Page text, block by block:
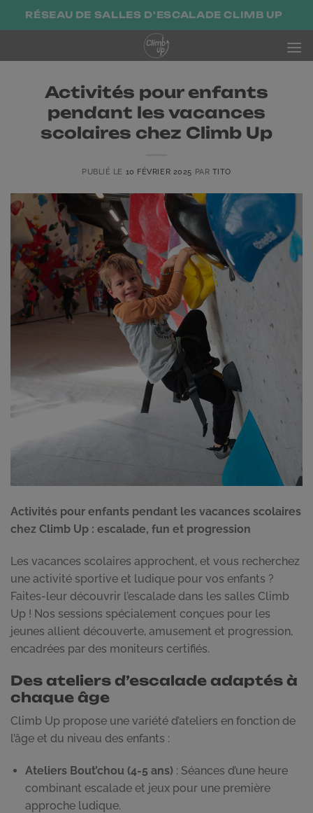
PasserRÉSEAU DE SALLES D'ESCALADE CLIMB UP
Activités pour enfants
pendant les vacances
scolaires chez Climb Up
PUBLIÉ LE 10 FÉVRIER 2025 PAR TITO
Activités pour enfants pendant les vacances scolaires
chez Climb Up : escalade, fun et progression
Les vacances scolaires approchent, et vous recherchez
une activité sportive et ludique pour vos enfants ?
Faites-leur découvrir l’escalade dans les salles Climb
Up ! Nos sessions spécialement conçues pour les
jeunes allient découverte, amusement et progression,
encadrées par des moniteurs certifiés.
Des ateliers d’escalade adaptés à
chaque âge
Climb Up propose une variété d’ateliers en fonction de
l’âge et du niveau des enfants :
Ateliers Bout’chou (4-5 ans): Séances d’une heure
combinant escalade et jeux pour une première
approche ludique.